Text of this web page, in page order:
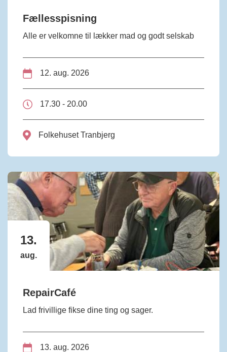
Fællesspisning
Alle er velkomne til lækker mad og godt selskab
12. aug. 2026
17.30 - 20.00
Folkehuset Tranbjerg
13.
aug.
RepairCafé
Lad frivillige fikse dine ting og sager.
13. aug. 2026